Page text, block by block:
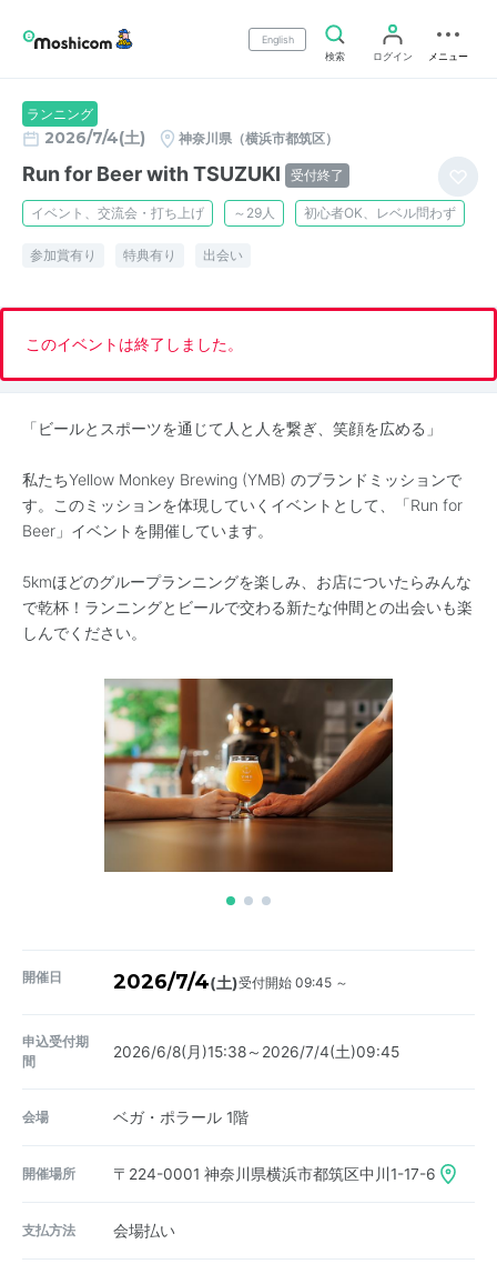
English
検索
ログイン メニュー
ランニング
2026/7/4(土) 神奈川県（横浜市都筑区）
Run for Beer with TSUZUKI 受付終了
イベント、交流会・打ち上げ ～29人 初心者OK、レベル問わず
参加賞有り 特典有り 出会い
このイベントは終了しました。
「ビールとスポーツを通じて人と人を繋ぎ、笑顔を広める」
私たちYellow Monkey Brewing (YMB) のブランドミッションで
す。このミッションを体現していくイベントとして、「Run for
Beer」イベントを開催しています。
5kmほどのグループランニングを楽しみ、お店についたらみんな
で乾杯！ランニングとビールで交わる新たな仲間との出会いも楽
しんでください。
開催日 2026/7/4(土)受付開始 09:45 ～
申込受付期
間
2026/6/8(月)15:38～2026/7/4(土)09:45
会場 ベガ・ポラール 1階
開催場所 〒224-0001 神奈川県横浜市都筑区中川1-17-6
支払方法 会場払い